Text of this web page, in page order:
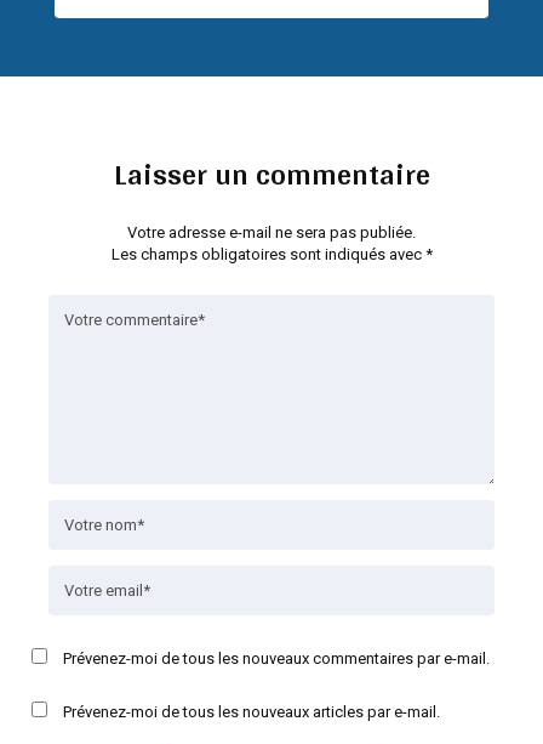
Laisser un commentaire
Votre adresse e-mail ne sera pas publiée.
Les champs obligatoires sont indiqués avec *
Prévenez-moi de tous les nouveaux commentaires par e-mail.
Prévenez-moi de tous les nouveaux articles par e-mail.